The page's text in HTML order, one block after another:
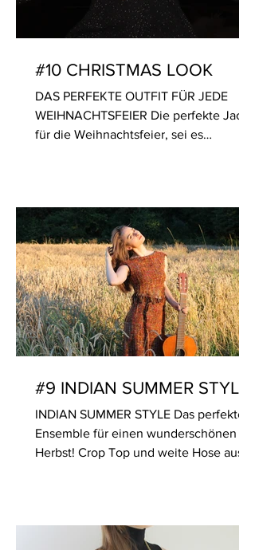
#10 CHRISTMAS LOOK
DAS PERFEKTE OUTFIT FÜR JEDE
WEIHNACHTSFEIER Die perfekte Jacke
für die Weihnachtsfeier, sei es
#9 INDIAN SUMMER STYLE
INDIAN SUMMER STYLE Das perfekte
Ensemble für einen wunderschönen
Herbst! Crop Top und weite Hose aus